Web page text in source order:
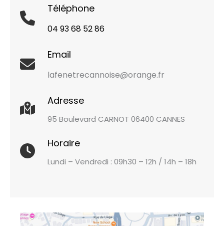
Téléphone
04 93 68 52 86
Email
lafenetrecannoise@orange.fr
Adresse
95 Boulevard CARNOT 06400 CANNES
Horaire
Lundi – Vendredi : 09h30 – 12h / 14h – 18h